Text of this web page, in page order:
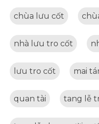
chùa lưu cốt
nhà lưu tro cốt
lưu tro cốt mai
quan tài tang lễ